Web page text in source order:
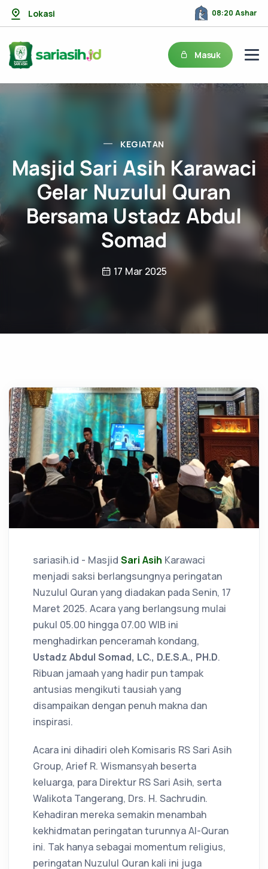
Lokasi 08:20 Ashar
Masuk
KEGIATAN
Masjid Sari Asih Karawaci
Gelar Nuzulul Quran
Bersama Ustadz Abdul
Somad
17 Mar 2025
sariasih.id - Masjid Sari Asih Karawaci
menjadi saksi berlangsungnya peringatan
Nuzulul Quran yang diadakan pada Senin, 17
Maret 2025. Acara yang berlangsung mulai
pukul 05.00 hingga 07.00 WIB ini
menghadirkan penceramah kondang,
Ustadz Abdul Somad, LC., D.E.S.A., PH.D.
Ribuan jamaah yang hadir pun tampak
antusias mengikuti tausiah yang
disampaikan dengan penuh makna dan
inspirasi.
Acara ini dihadiri oleh Komisaris RS Sari Asih
Group, Arief R. Wismansyah beserta
keluarga, para Direktur RS Sari Asih, serta
Walikota Tangerang, Drs. H. Sachrudin.
Kehadiran mereka semakin menambah
kekhidmatan peringatan turunnya Al-Quran
ini. Tak hanya sebagai momentum religius,
peringatan Nuzulul Quran kali ini juga